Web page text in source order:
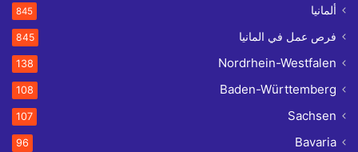
ألمانيا 845
فرص عمل في المانيا 845
Nordrhein-Westfalen
138
Baden-Württemberg
108
Sachsen
107
Bavaria
96